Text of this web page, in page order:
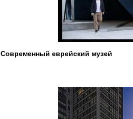
Современный еврейский музей